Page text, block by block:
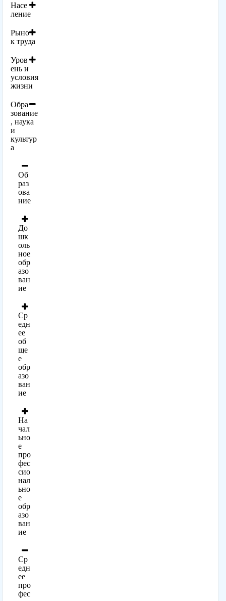
Насе
ление
Рыно
к труда
Уров
ень и
условия
жизни
Обра
зование
, наука
и
культур
а
Об
раз
ова
ние
До
шк
оль
ное
обр
азо
ван
ие
Ср
едн
ее
об
ще
е
обр
азо
ван
ие
На
чал
ьно
е
про
фес
сио
нал
ьно
е
обр
азо
ван
ие
Ср
едн
ее
про
фес